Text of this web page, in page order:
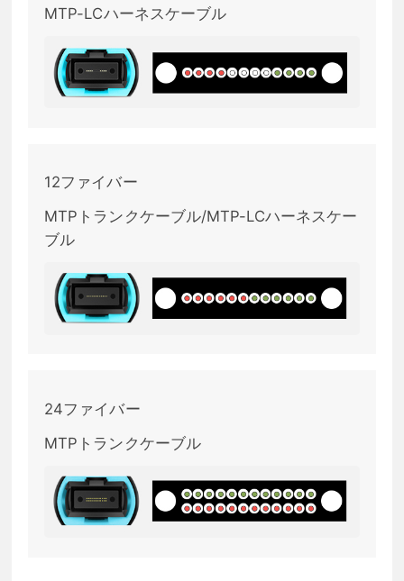
MTP-LCハーネスケーブル
12ファイバー
MTPトランクケーブル/MTP-LCハーネスケー
ブル
24ファイバー
MTPトランクケーブル